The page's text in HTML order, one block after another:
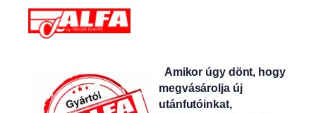
Amikor úgy dönt, hogy
megvásárolja új
utánfutóinkat,